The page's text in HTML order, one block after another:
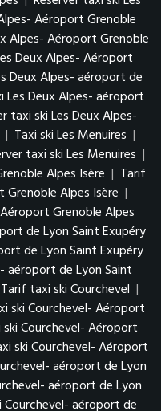
Aéroport Grenoble
Alpes- Aéroport Grenoble
Deux Alpes- Aéroport
Deux Alpes- aéroport de
Les Deux Alpes- aéroport
taxi ski Les Deux Alpes-
| Taxi ski Les Menuires |
taxi ski Les Menuires |
Alpes Isère | Tarif
Alpes Isère |
Grenoble Alpes
de Lyon Saint Exupéry
de Lyon Saint Exupéry
aéroport de Lyon Saint
Tarif taxi ski Courchevel |
ski Courchevel- Aéroport
Courchevel- Aéroport
ski Courchevel- Aéroport
aéroport de Lyon
aéroport de Lyon
Courchevel- aéroport de